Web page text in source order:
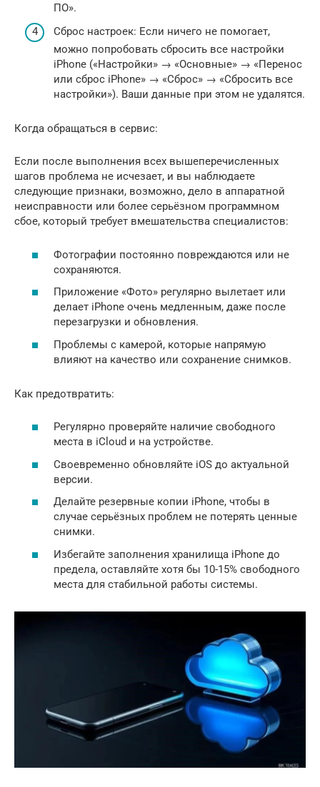
ПО».
Сброс настроек: Если ничего не помогает,
можно попробовать сбросить все настройки
iPhone («Настройки» → «Основные» → «Перенос
или сброс iPhone» → «Сброс» → «Сбросить все
настройки»). Ваши данные при этом не удалятся.
Когда обращаться в сервис:
Если после выполнения всех вышеперечисленных
шагов проблема не исчезает, и вы наблюдаете
следующие признаки, возможно, дело в аппаратной
неисправности или более серьёзном программном
сбое, который требует вмешательства специалистов:
Фотографии постоянно повреждаются или не
сохраняются.
Приложение «Фото» регулярно вылетает или
делает iPhone очень медленным, даже после
перезагрузки и обновления.
Проблемы с камерой, которые напрямую
влияют на качество или сохранение снимков.
Как предотвратить:
Регулярно проверяйте наличие свободного
места в iCloud и на устройстве.
Своевременно обновляйте iOS до актуальной
версии.
Делайте резервные копии iPhone, чтобы в
случае серьёзных проблем не потерять ценные
снимки.
Избегайте заполнения хранилища iPhone до
предела, оставляйте хотя бы 10-15% свободного
места для стабильной работы системы.